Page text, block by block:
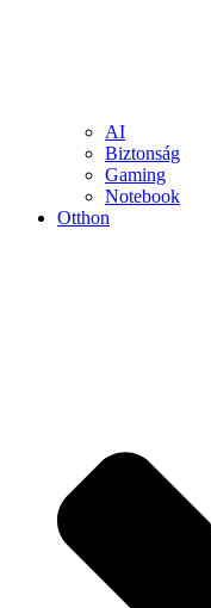
AI
Biztonság
Gaming
Notebook
Otthon